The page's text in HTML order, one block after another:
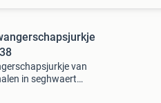
van
in seghwaert